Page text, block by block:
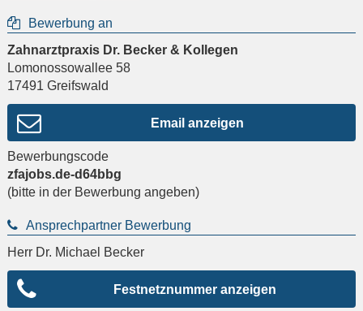
Bewerbung an
Zahnarztpraxis Dr. Becker & Kollegen
Lomonossowallee 58
17491 Greifswald
Email anzeigen
Bewerbungscode
zfajobs.de-d64bbg
(bitte in der Bewerbung angeben)
Ansprechpartner Bewerbung
Herr Dr. Michael Becker
Festnetznummer anzeigen